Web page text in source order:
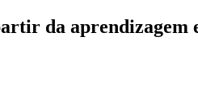
da aprendizagem